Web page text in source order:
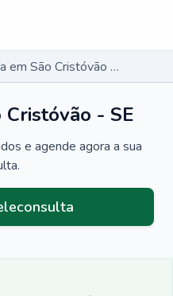
Geriatra em São Cristóvão - SE
- SE
e agende agora a sua